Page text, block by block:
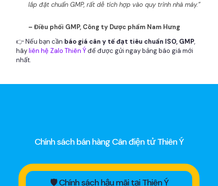
lắp đặt chuẩn GMP, rất dễ tích hợp vào quy trình nhà máy.”
– Điều phối GMP, Công ty Dược phẩm Nam Hưng
👉 Nếu bạn cần báo giá cân y tế đạt tiêu chuẩn ISO, GMP,
hãyliên hệ Zalo Thiên Ýđể được gửi ngay bảng báo giá mới
nhất.
Chính sách bán hàng Cân điện tử Thiên Ý
🛡 Chính sách hậu mãi tại Thiên Ý